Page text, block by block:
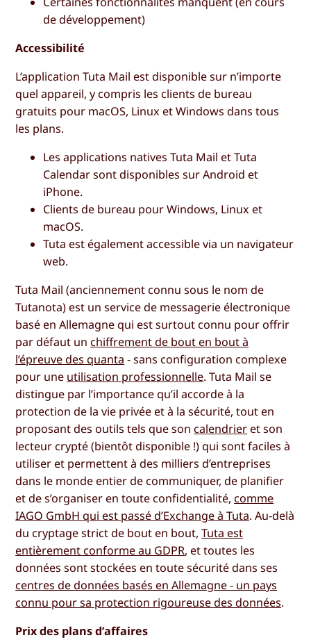
de développement)
Accessibilité
L’application Tuta Mail est disponible sur n’importe
quel appareil, y compris les clients de bureau
gratuits pour macOS, Linux et Windows dans tous
les plans.
Les applications natives Tuta Mail et Tuta
Calendar sont disponibles sur Android et
iPhone.
Clients de bureau pour Windows, Linux et
macOS.
Tuta est également accessible via un navigateur
web.
Tuta Mail (anciennement connu sous le nom de
Tutanota) est un service de messagerie électronique
basé en Allemagne qui est surtout connu pour offrir
par défaut un chiffrement de bout en bout à
l’épreuve des quanta - sans configuration complexe
pour une utilisation professionnelle. Tuta Mail se
distingue par l’importance qu’il accorde à la
protection de la vie privée et à la sécurité, tout en
proposant des outils tels que son calendrier et son
lecteur crypté (bientôt disponible !) qui sont faciles à
utiliser et permettent à des milliers d’entreprises
dans le monde entier de communiquer, de planifier
et de s’organiser en toute confidentialité, comme
IAGO GmbH qui est passé d’Exchange à Tuta. Au-delà
du cryptage strict de bout en bout,Tuta est
entièrement conforme au GDPR, et toutes les
données sont stockées en toute sécurité dans ses
centres de données basés en Allemagne - un pays
connu pour sa protection rigoureuse des données.
Prix des plans d’affaires